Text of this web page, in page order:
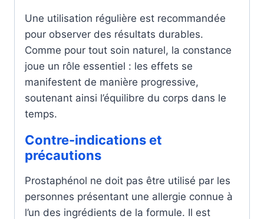
Une utilisation régulière est recommandée
pour observer des résultats durables.
Comme pour tout soin naturel, la constance
joue un rôle essentiel : les effets se
manifestent de manière progressive,
soutenant ainsi l’équilibre du corps dans le
temps.
Contre-indications et
précautions
Prostaphénol ne doit pas être utilisé par les
personnes présentant une allergie connue à
l’un des ingrédients de la formule. Il est